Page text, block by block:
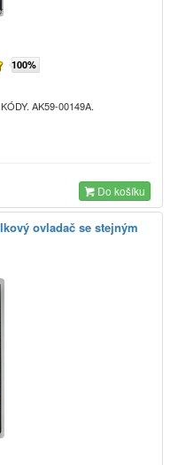
100%
AK59-00149A.
Do košíku
ovladač se stejným